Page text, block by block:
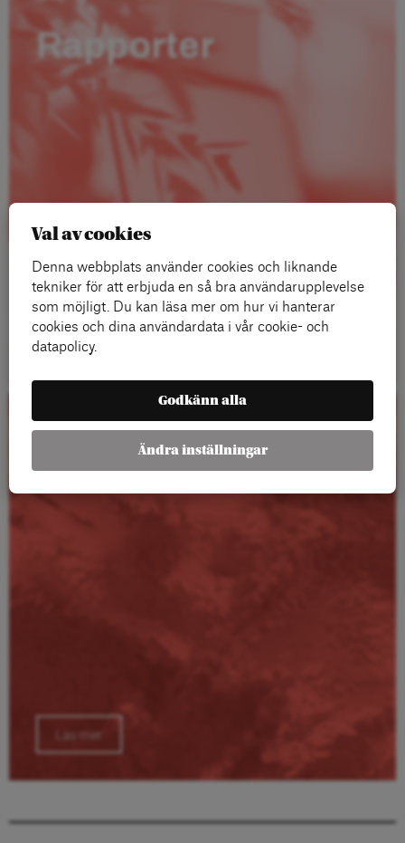
Rapporter
Läs mer
Kalender
Läs mer
Val av cookies
Denna webbplats använder cookies och liknande
tekniker för att erbjuda en så bra användarupplevelse
som möjligt. Du kan läsa mer om hur vi hanterar
cookies och dina användardata i vår cookie- och
datapolicy.
Godkänn alla
Ändra inställningar